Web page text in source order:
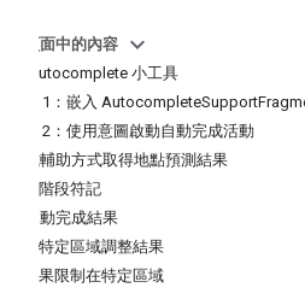
這個頁面中的內容
新增 Autocomplete 小工具
方法 1：嵌入
選項 2：使用意圖啟動自動完成活動
以程式輔助方式取得地點預測結果
工作階段符記
限制自動完成結果
針對特定區域調整結果
將結果限制在特定區域